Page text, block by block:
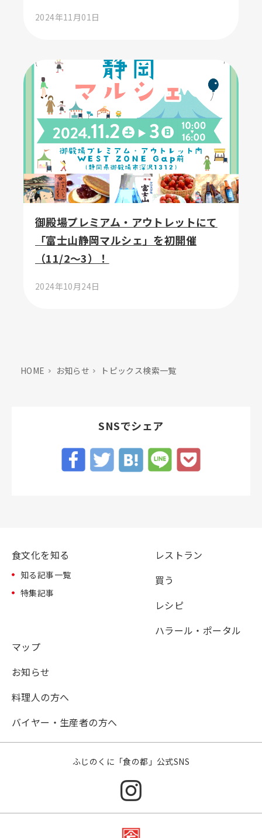
2024年11月01日
御殿場プレミアム・アウトレットにて
「富士山静岡マルシェ」を初開催
（11/2～3）！
2024年10月24日
HOME お知らせ トピックス検索一覧
SNSでシェア
食文化を知る
知る記事一覧
特集記事
レストラン
買う
レシピ
ハラール・ポータル
マップ
お知らせ
料理人の方へ
バイヤー・生産者の方へ
ふじのくに「食の都」公式SNS